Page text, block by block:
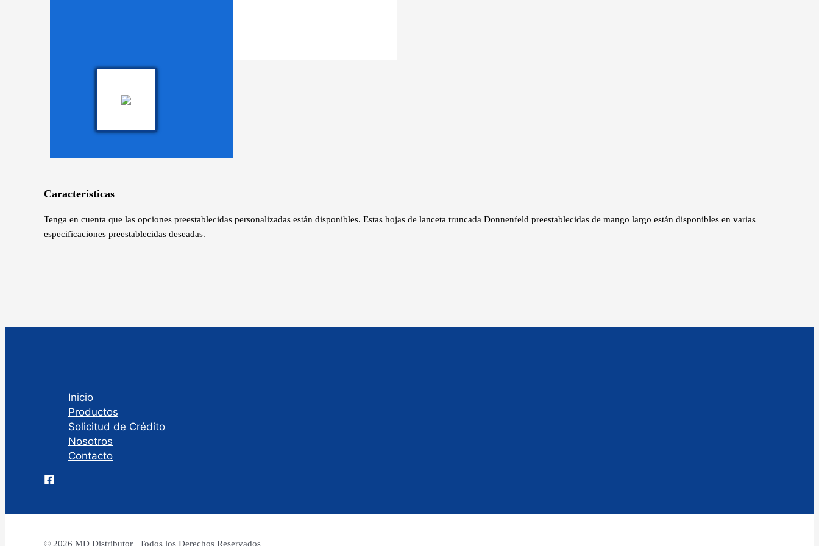
Características
Tenga en cuenta que las opciones preestablecidas personalizadas están disponibles. Estas hojas de lanceta truncada Donnenfeld preestablecidas de mango largo están disponibles en varias
especificaciones preestablecidas deseadas.
Inicio
Productos
Solicitud de Crédito
Nosotros
Contacto
© 2026 MD Distributor | Todos los Derechos Reservados